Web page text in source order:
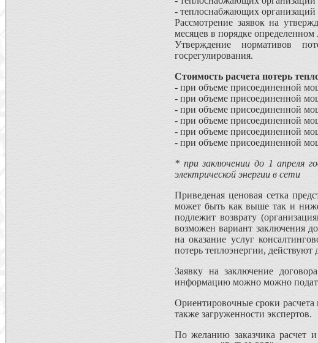
- теплоснабжающих организаций
Рассмотрение заявок на
месяцев в порядке
Утверждение нормативов
госрегулирования.
Стоимость расчета потерь
- при объеме присоединенной
- при объеме присоединенной
- при объеме присоединенной
- при объеме присоединенной
- при объеме присоединенной
- при объеме присоединенной
* при заключении до 1 апреля
электрической энергии в сети
Приведеная ценовая сетка
может быть как выше так и
подлежит возврату
возможен вариант заключения
на оказание услуг
потерь теплоэнергии,
Заявку на заключение
информацию можно можно
Ориентировочные сроки
также загруженности экспертов.
По желанию заказчика расчет